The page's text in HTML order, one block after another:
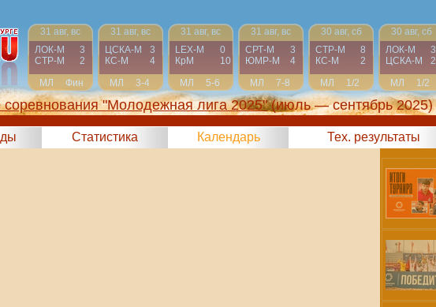
31 авг, вс
ЛОК-М
3
СТР-М
2
МЛ
Фин
31 авг, вс
ЦСКА-М
3
КС-М
4
МЛ
3-4
31 авг, вс
LEX-М
0
КрМ
10
МЛ
5-6
31 авг, вс
СРТ-М
3
ЮМР-М
4
МЛ
7-8
30 авг, сб
СТР-М
8
КС-М
2
МЛ
1/2
30 авг, сб
ЛОК-М
3
ЦСКА-М
2
МЛ
1/2
соревнования "Молодежная лига 2025" (июль — сентябрь 2025)
Статистика Календарь Тех. результаты